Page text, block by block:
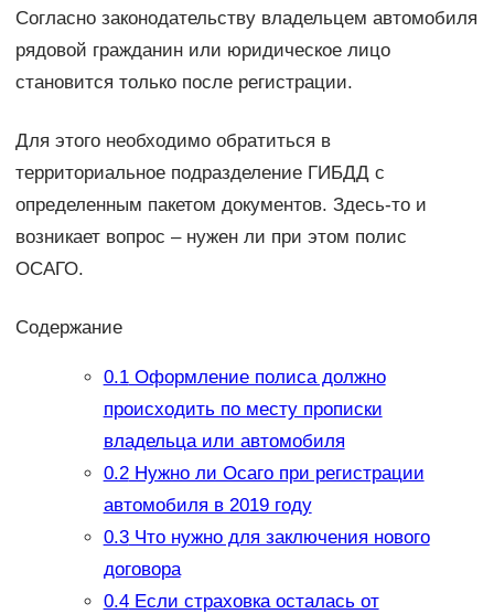
Согласно законодательству владельцем автомобиля
рядовой гражданин или юридическое лицо
становится только после регистрации.
Для этого необходимо обратиться в
территориальное подразделение ГИБДД с
определенным пакетом документов. Здесь-то и
возникает вопрос – нужен ли при этом полис
ОСАГО.
Содержание
0.1Оформление полиса должно
происходить по месту прописки
владельца или автомобиля
0.2Нужно ли Осаго при регистрации
автомобиля в 2019 году
0.3Что нужно для заключения нового
договора
0.4Если страховка осталась от